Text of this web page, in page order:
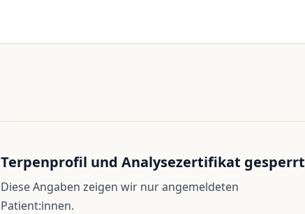
Terpenprofil und Analysezertifikat gesperrt
Diese Angaben zeigen wir nur angemeldeten
Patient:innen.